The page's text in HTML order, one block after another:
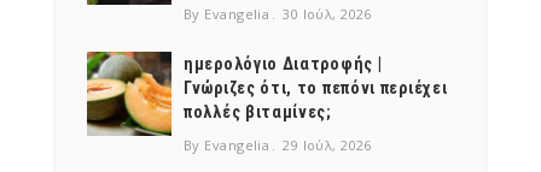
By Evangelia 30 Ιούλ, 2026
ημερολόγιο Διατροφής |
Γνώριζες ότι, το πεπόνι περιέχει
πολλές βιταμίνες;
By Evangelia 29 Ιούλ, 2026